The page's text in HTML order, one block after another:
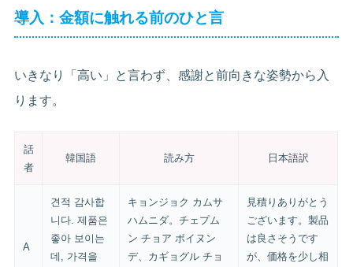
導入：金額に触れる前のひと言
いきなり「高い」と言わず、感謝と前向きな姿勢から入
ります。
話
者
韓国語 読み方 日本語訳
A
견적 감사합
니다. 제품은
좋아 보이는
데, 가격을
キョンジョク カムサ
ハムニダ。チェプム
ン チョア ボイヌン
デ、カギョグル チョ
見積りありがとう
ございます。製品
は良さそうです
が、価格を少し相